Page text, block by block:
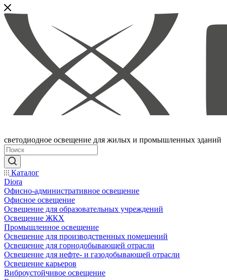
светодиодное освещение для жилых и промышленных зданий
Каталог
Diora
Офисно-административное освещение
Офисное освещение
Освещение для образовательных учреждений
Освещение ЖКХ
Промышленное освещение
Освещение для производственных помещений
Освещение для горнодобывающей отрасли
Освещение для нефте- и газодобывающей отрасли
Освещение карьеров
Виброустойчивое освещение